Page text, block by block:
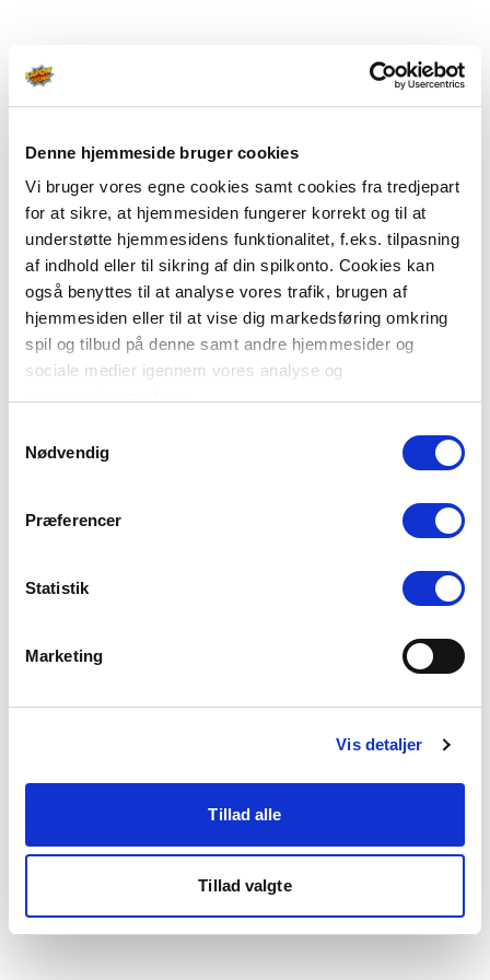
Denne hjemmeside bruger cookies
Vi bruger vores egne cookies samt cookies fra tredjepart
for at sikre, at hjemmesiden fungerer korrekt og til at
understøtte hjemmesidens funktionalitet, f.eks. tilpasning
af indhold eller til sikring af din spilkonto. Cookies kan
også benyttes til at analyse vores trafik, brugen af
hjemmesiden eller til at vise dig markedsføring omkring
spil og tilbud på denne samt andre hjemmesider og
sociale medier igennem vores analyse og
Du kan læse mere om vores brug af cookies under
"Detaljer" eller ved at klikke videre til vores Cookiepolitik,
Nødvendig
Præferencer
Statistik
Marketing
Vis detaljer
Tillad alle
Tillad valgte